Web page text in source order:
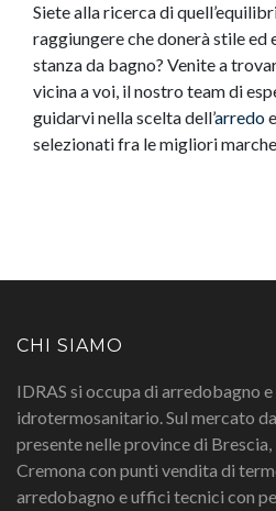
Siete alla ricerca di
raggiungere che donerà stile ed
stanza da bagno? Venite a
vicina a voi, il nostro team di
guidarvi nella scelta dell’arredo
selezionati fra le migliori
CHI SIAMO
IDRAS si occupa di arredobagno
idrotermosanitario. Sul mercato
presente nelle province di
Cremona con punti vendita di
arredobagno e uffici tecnici con